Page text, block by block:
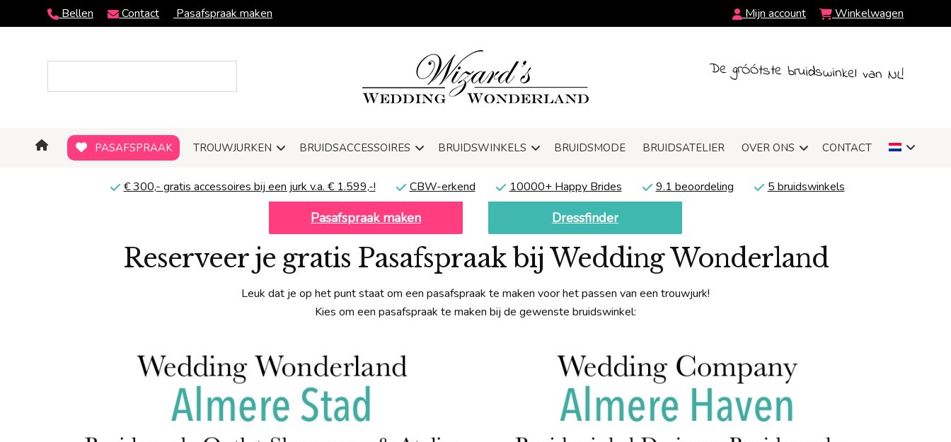
Bellen Contact Pasafspraak maken Mijn account Winkelwagen
De grÓÓtste bruidswinkel van NL!
PASAFSPRAAK TROUWJURKEN BRUIDSACCESSOIRES BRUIDSWINKELS BRUIDSMODE BRUIDSATELIER OVER ONS CONTACT
€ 300,- gratis accessoires bij een jurk v.a. € 1.599,-! CBW-erkend 10000+ Happy Brides 9.1 beoordeling 5 bruidswinkels
Pasafspraak maken Dressfinder
Reserveer je gratis Pasafspraak bij Wedding Wonderland
Leuk dat je op het punt staat om een pasafspraak te maken voor het passen van een trouwjurk!
Kies om een pasafspraak te maken bij de gewenste bruidswinkel: